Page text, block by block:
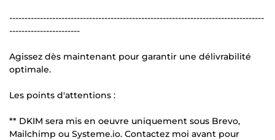
-----------------------------------------------------------------------------------
-----------------------
Agissez dès maintenant pour garantir une délivrabilité
optimale.
Les points d'attentions :
** DKIM sera mis en oeuvre uniquement sous Brevo,
Mailchimp ou Systeme.io. Contactez moi avant pour